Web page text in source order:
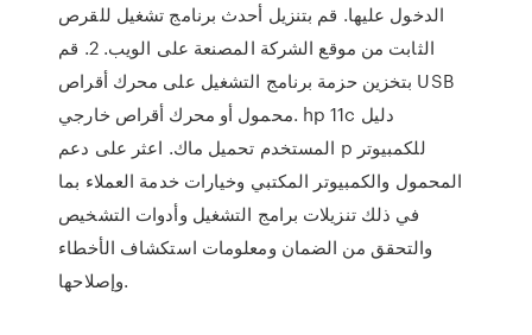
الدخول عليها. قم بتنزيل أحدث برنامج تشغيل للقرص
الثابت من موقع الشركة المصنعة على الويب. 2. قم
بتخزين حزمة برنامج التشغيل على محرك أقراص USB
محمول أو محرك أقراص خارجي. hp 11c دليل
المستخدم تحميل ماك. اعثر على دعم p للكمبيوتر
المحمول والكمبيوتر المكتبي وخيارات خدمة العملاء بما
في ذلك تنزيلات برامج التشغيل وأدوات التشخيص
والتحقق من الضمان ومعلومات استكشاف الأخطاء
وإصلاحها.